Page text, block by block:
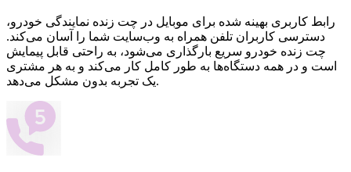
رابط کاربری بهینه شده برای موبایل در چت زنده نمایندگی خودرو،
دسترسی کاربران تلفن همراه به وب‌سایت شما را آسان می‌کند.
چت زنده خودرو سریع بارگذاری می‌شود، به راحتی قابل پیمایش
است و در همه دستگاه‌ها به طور کامل کار می‌کند و به هر مشتری
یک تجربه بدون مشکل می‌دهد.